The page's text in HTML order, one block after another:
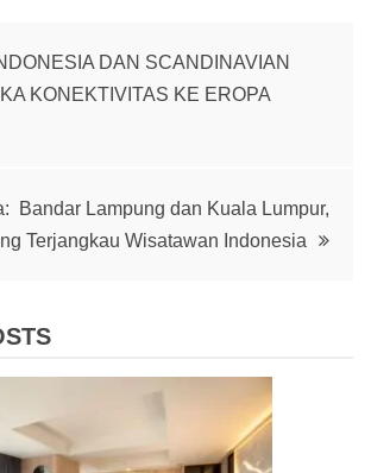
DAN SCANDINAVIAN
KONEKTIVITAS KE EROPA
Bandar Lampung dan Kuala Lumpur,
Terjangkau Wisatawan Indonesia